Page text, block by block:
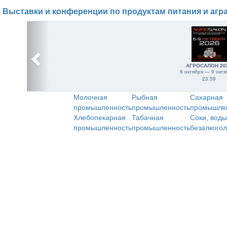
Выставки и конференции по продуктам питания и
АГРОСАЛОН
6 октября — 9
23:59
Молочная
промышленность
Рыбная
промышленность
Сахарная
Хлебопекарная
промышленность
Табачная
промышленность
Соки,